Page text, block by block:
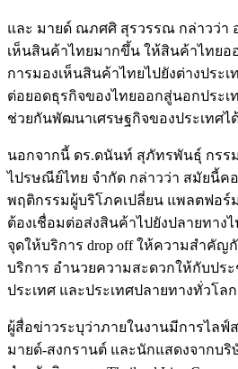
และ มายด์ ณภศศิ สุรวรรณ กล่าวว่า
เห็นสินค้าไทยมากขึ้น ให้สินค้าไทยอ
การมองเห็นสินค้าไทยไปยังต่างประ
ต่อยอดธุรกิจของไทยออกสู่นอกประเ
ช่วยกันพัฒนาเศรษฐกิจของประเทศไ
นอกจากนี้ ดร.ดนันท์ สุภัทรพันธุ์ กรร
ไปรษณีย์ไทย จำกัด กล่าวว่า สมัยนี้ค
พฤติกรรมผู้บริโภคเปลี่ยน แพลตฟอร์
ต้องเชื่อมต่อส่งสินค้าไปยังปลายทาง
จุดให้บริการ drop off ให้ความสำคั
บริการ อำนวยความสะดวกให้กับปร
ประเทศ และประเทศปลายทางทั่วโล
ผู้สื่อข่าวระบุว่าภายในงานมีการไลฟ์
มายด์-สงกรานต์ และนักแสดงจากบริษั